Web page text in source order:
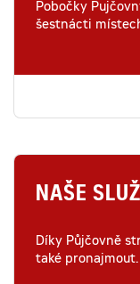
Pobočky
šestnácti
NAŠE
Díky Půjčovně
také